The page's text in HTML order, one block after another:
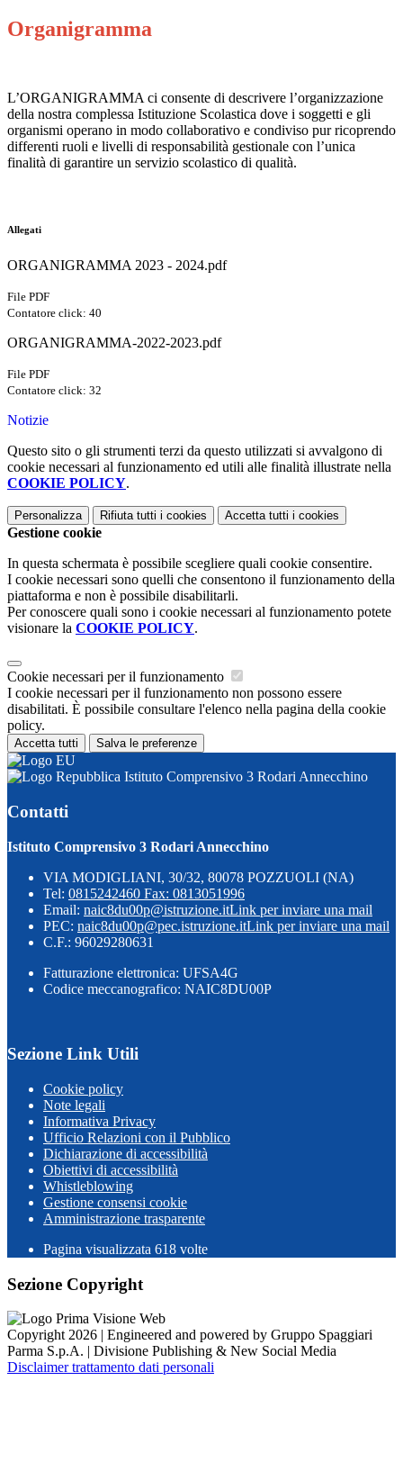
Organigramma
L’ORGANIGRAMMA ci consente di descrivere l’organizzazione
della nostra complessa Istituzione Scolastica dove i soggetti e gli
organismi operano in modo collaborativo e condiviso pur ricoprendo
differenti ruoli e livelli di responsabilità gestionale con l’unica
finalità di garantire un servizio scolastico di qualità.
Allegati
ORGANIGRAMMA 2023 - 2024.pdf
File PDF
Contatore click: 40
ORGANIGRAMMA-2022-2023.pdf
File PDF
Contatore click: 32
Notizie
Questo sito o gli strumenti terzi da questo utilizzati si avvalgono di
cookie necessari al funzionamento ed utili alle finalità illustrate nella
COOKIE POLICY.
Personalizza Rifiuta tutti i cookies Accetta tutti i cookies
Gestione cookie
In questa schermata è possibile scegliere quali cookie consentire.
I cookie necessari sono quelli che consentono il funzionamento della
piattaforma e non è possibile disabilitarli.
Per conoscere quali sono i cookie necessari al funzionamento potete
visionare la COOKIE POLICY.
Cookie necessari per il funzionamento
I cookie necessari per il funzionamento non possono essere
disabilitati. È possibile consultare l'elenco nella pagina della cookie
policy.
Accetta tutti Salva le preferenze
Istituto Comprensivo 3 Rodari Annecchino
Contatti
Istituto Comprensivo 3 Rodari Annecchino
VIA MODIGLIANI, 30/32, 80078 POZZUOLI (NA)
Tel: 0815242460 Fax: 0813051996
Email: naic8du00p@istruzione.itLink per inviare una mail
PEC: naic8du00p@pec.istruzione.itLink per inviare una mail
C.F.: 96029280631
Fatturazione elettronica: UFSA4G
Codice meccanografico: NAIC8DU00P
Sezione Link Utili
Cookie policy
Note legali
Informativa Privacy
Ufficio Relazioni con il Pubblico
Dichiarazione di accessibilità
Obiettivi di accessibilità
Whistleblowing
Gestione consensi cookie
Amministrazione trasparente
Pagina visualizzata 618 volte
Sezione Copyright
Copyright 2026 | Engineered and powered by Gruppo Spaggiari
Parma S.p.A. | Divisione Publishing & New Social Media
Disclaimer trattamento dati personali